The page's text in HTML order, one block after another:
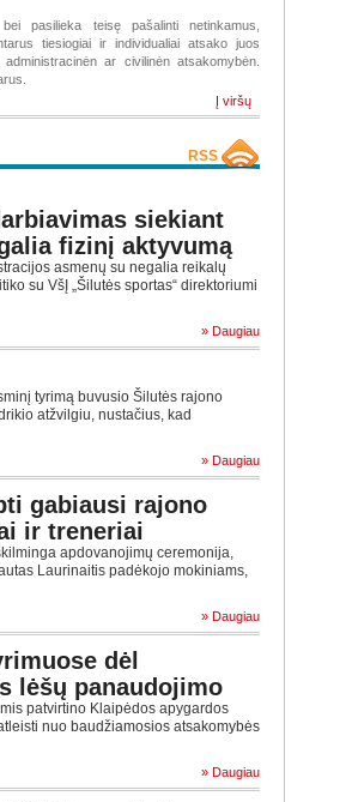
pasilieka teisę pašalinti netinkamus,
tiesiogiai ir individualiai atsako juos
ar civilinėn atsakomybėn.
Į viršų
RSS
siekiant
fizinį aktyvumą
asmenų su negalia reikalų
su VšĮ „Šilutės sportas“ direktoriumi
» Daugiau
tyrimą buvusio Šilutės rajono
atžvilgiu, nustačius, kad
» Daugiau
gabiausi rajono
ir treneriai
apdovanojimų ceremonija,
Laurinaitis padėkojo mokiniams,
» Daugiau
dėl
lėšų panaudojimo
patvirtino Klaipėdos apygardos
nuo baudžiamosios atsakomybės
» Daugiau